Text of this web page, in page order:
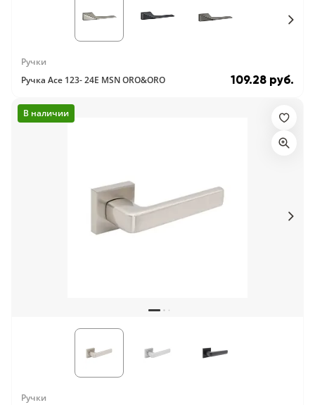
Ручки
Ручка Ace 123- 24E MSN ORO&ORO
109.28 руб.
В наличии
Ручки